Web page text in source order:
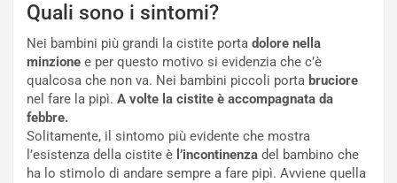
Quali sono i sintomi?
Nei bambini più grandi la cistite porta dolore nella
minzione e per questo motivo si evidenzia che c’è
qualcosa che non va. Nei bambini piccoli porta bruciore
nel fare la pipì. A volte la cistite è accompagnata da
febbre.
Solitamente, il sintomo più evidente che mostra
l’esistenza della cistite è l’incontinenza del bambino che
ha lo stimolo di andare sempre a fare pipì. Avviene quella